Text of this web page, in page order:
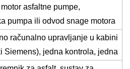
asfaltne pumpe,
pumpa ili odvod snage motora
računalno upravljanje u kabini
Siemens), jedna kontrola, jedna